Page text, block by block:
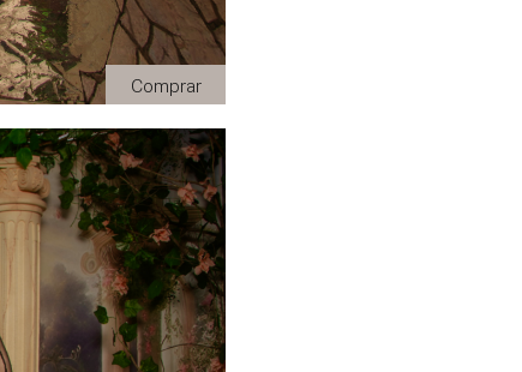
Comprar